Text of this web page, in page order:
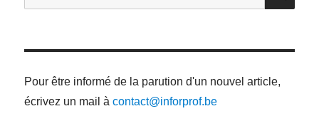
pour
Pour être informé de la parution d'un nouvel article,
écrivez un mail àcontact@inforprof.be